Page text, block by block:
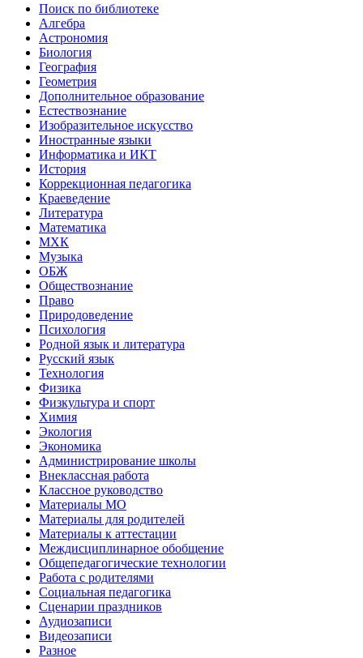
Поиск по библиотеке
Алгебра
Астрономия
Биология
География
Геометрия
Дополнительное образование
Естествознание
Изобразительное искусство
Иностранные языки
Информатика и ИКТ
История
Коррекционная педагогика
Краеведение
Литература
Математика
МХК
Музыка
ОБЖ
Обществознание
Право
Природоведение
Психология
Родной язык и литература
Русский язык
Технология
Физика
Физкультура и спорт
Химия
Экология
Экономика
Администрирование школы
Внеклассная работа
Классное руководство
Материалы МО
Материалы для родителей
Материалы к аттестации
Междисциплинарное обобщение
Общепедагогические технологии
Работа с родителями
Социальная педагогика
Сценарии праздников
Аудиозаписи
Видеозаписи
Разное